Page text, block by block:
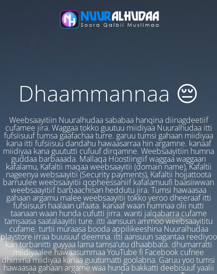
Dhaammannaa 😔
Weebsaayitiin Nuuralhudaa sababaa hanqina diinagdeetiif
cufamee jira. Waggaa tokko guutuu miidiyaa Nuuralhudaa itti
fufsiisuuf tumsa gaafachaa turre. garuu tumsi gahaan miidiyaa
kana itti fufsiisuu dandahu hawaasarraa hin argamne. kanaaf
miidiyaa kana guututti cufuuf dirqamne. Weebsaayitiin humna
guddaa barbaaada. Mallaqa Hoostiingiif waggaa waggaan
kafalamu, Kafaltii maqaa weebsaayitii (domain name), Kafaltii
nageenya websaayitii (Security payments), Kafaltii hojjattoota
barruulee weebsaayitii qopheessaniif kafalamuufi baasiiwwan
weebsaayitiif barbaachisan heddutu jira. Tumsi hawaasaa
gahaan argamu malee weebsaayitii tokko yeroo dheeraaf itti
fufsiisuun haalaan ulfaata. kanaaf waan humnaa olii nutti
taanaan waan hunda cufutti jirra. wanti jalqabarra cufame
tamsaasa saatalaayitii ture. itti aansuun ammoo weebsaayititu
cufame. turtii muraasa booda appilikeeshina Nuuralhudaa
playstore irraa buusuuf deemna. itti aansuun sagantaa reediyoo
kan torbanitti guyyaa lama tamsa'utu dhaabbata. dhumarratti
miidiyaalee hawaasummaa YouTube fi Facebook cufnee
dhimma miidiyaa kanaa guutumatti goolabna. Garuu yoo tumsi
hawaasaa gahaan argame waa hunda bakkatti deebisuuf yaalii